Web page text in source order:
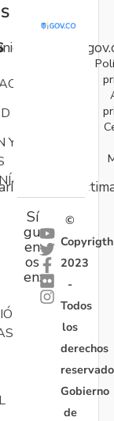
Y
Sí
gu
en
os
en:
©
Copyrigth
2023
-
Todos
los
derechos
Gobierno
de